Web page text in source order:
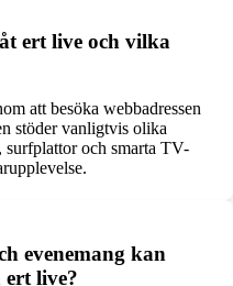
ert live och vilka
att besöka webbadressen
stöder vanligtvis olika
surfplattor och smarta TV-
evenemang kan
ert live?